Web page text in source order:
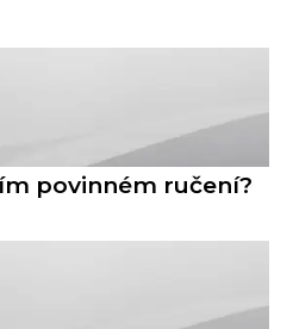
povinném ručení?